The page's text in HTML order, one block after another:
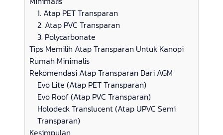
1. Atap PET Transparan
2. Atap PVC Transparan
3. Polycarbonate
Tips Memilih Atap Transparan Untuk Kanopi
Rumah Minimalis
Rekomendasi Atap Transparan Dari AGM
Evo Lite (Atap PET Transparan)
Evo Roof (Atap PVC Transparan)
Holodeck Translucent (Atap UPVC Semi
Transparan)